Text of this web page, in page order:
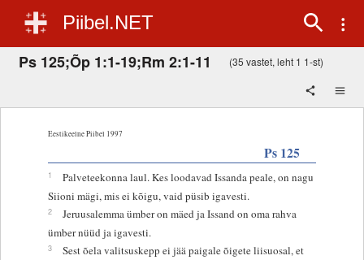
Piibel.NET
Ps 125;Õp 1:1-19;Rm 2:1-11 (35 vastet, leht 1 1-st)
Eestikeelne Piibel 1997
Ps 125
1
Palveteekonna laul. Kes loodavad Issanda peale, on nagu
Siioni mägi, mis ei kõigu, vaid püsib igavesti.
2
Jeruusalemma ümber on mäed ja Issand on oma rahva
ümber nüüd ja igavesti.
3
Sest õela valitsuskepp ei jää paigale õigete liisuosal, et